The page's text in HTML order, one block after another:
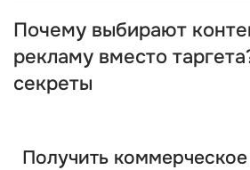
Почему выбирают
рекламу вместо
секреты
Получить